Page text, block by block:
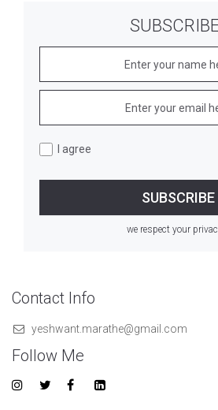
I agree
we respect your
Contact Info
yeshwant.marathe@gmail.com
Follow Me